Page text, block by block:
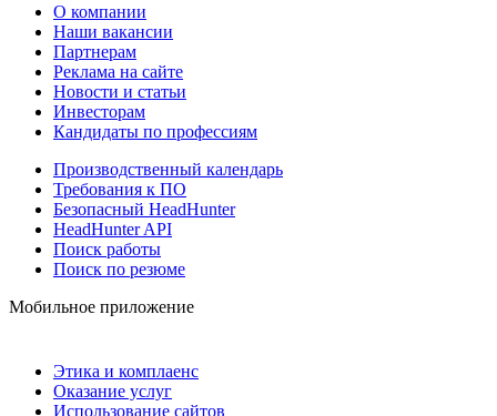
О компании
Наши вакансии
Партнерам
Реклама на сайте
Новости и статьи
Инвесторам
Кандидаты по профессиям
Производственный календарь
Требования к ПО
Безопасный HeadHunter
HeadHunter API
Поиск работы
Поиск по резюме
Мобильное приложение
Этика и комплаенс
Оказание услуг
Использование сайтов